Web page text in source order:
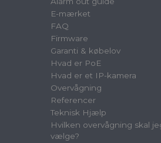
E-mærket
FAQ
Firmware
Garanti & købelov
Hvad er PoE
Hvad er et IP-kamera
Overvågning
Referencer
Teknisk Hjælp
Hvilken overvågning skal
vælge?